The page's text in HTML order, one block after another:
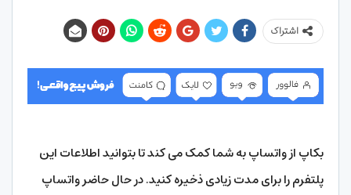
اشتراک
بکاپ از واتساپ به شما کمک می کند تا بتوانید اطلاعات این
پلتفرم را برای مدت زیادی ذخیره کنید. در حال حاضر واتساپ